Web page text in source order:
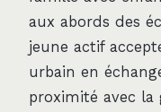
aux abords des
jeune actif
urbain en
proximité avec la